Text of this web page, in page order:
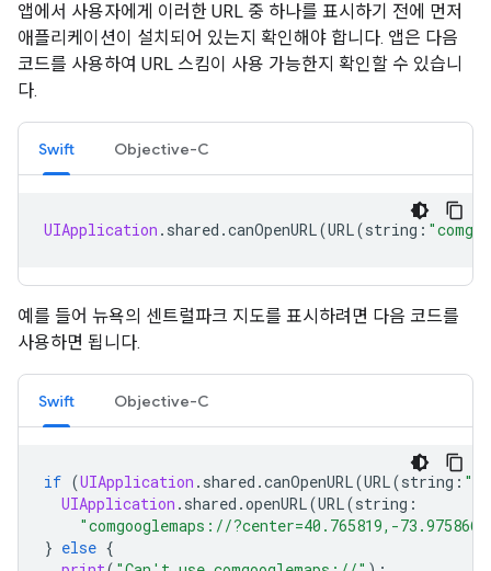
앱에서 사용자에게 이러한 URL 중 하나를 표시하기 전에 먼저
애플리케이션이 설치되어 있는지 확인해야 합니다. 앱은 다음
코드를 사용하여 URL 스킴이 사용 가능한지 확인할 수 있습니
다.
Swift Objective-C
UIApplication . shared .canOpenURL(URL(string :
예를 들어 뉴욕의 센트럴파크 지도를 표시하려면 다음 코드를
사용하면 됩니다.
Swift Objective-C
if (UIApplication . shared .canOpenURL(URL(string :
UIApplication . shared .openURL(URL(string :
"comgooglemaps://?center=40.765819,-
} else {